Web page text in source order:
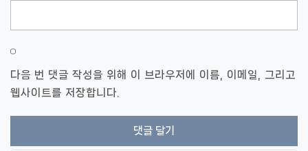
다음 번 댓글 작성을 위해 이 브라우저에 이름, 이메일, 그리고
웹사이트를 저장합니다.